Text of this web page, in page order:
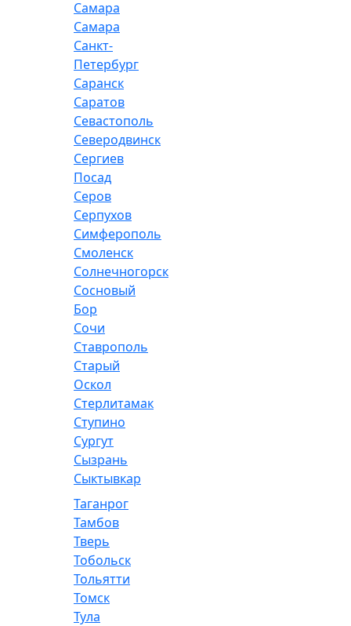
Самара
Самара
Санкт-
Петербург
Саранск
Саратов
Севастополь
Северодвинск
Сергиев
Посад
Серов
Серпухов
Симферополь
Смоленск
Солнечногорск
Сосновый
Бор
Сочи
Ставрополь
Старый
Оскол
Стерлитамак
Ступино
Сургут
Сызрань
Сыктывкар
Таганрог
Тамбов
Тверь
Тобольск
Тольятти
Томск
Тула